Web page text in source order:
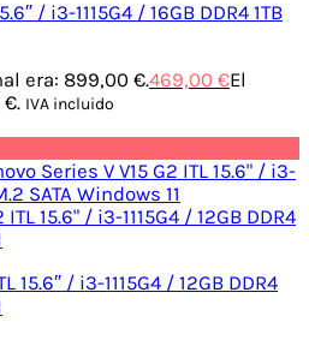
/ i3-1115G4 / 16GB DDR4 1TB
era: 899,00 €.469,00 €El
IVA incluido
15.6″ / i3-1115G4 / 12GB DDR4